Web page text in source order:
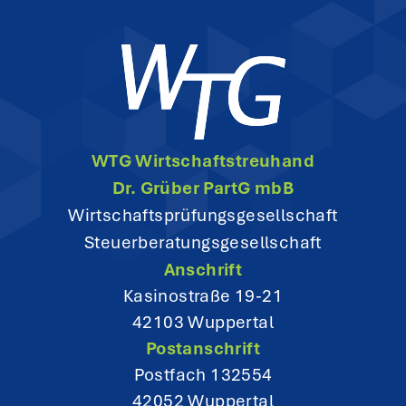
WTG Wirtschaftstreuhand
Dr. Grüber PartG mbB
Wirtschaftsprüfungsgesellschaft
Steuerberatungsgesellschaft
Anschrift
Kasinostraße 19-21
42103 Wuppertal
Postanschrift
Postfach 132554
42052 Wuppertal